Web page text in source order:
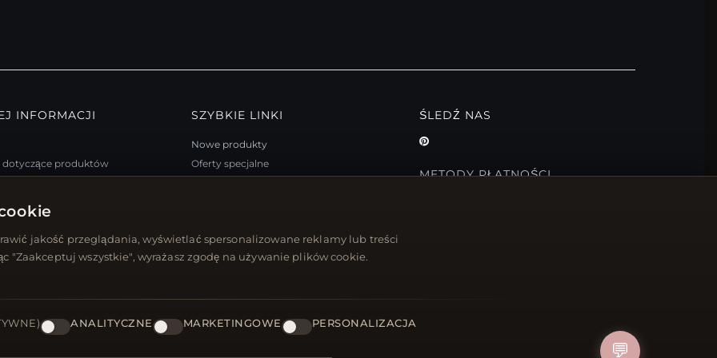
jakość przeglądania, wyświetlać spersonalizowane reklamy lub treści
"Zaakceptuj wszystkie", wyrażasz zgodę na używanie plików cookie.
ANALITYCZNE MARKETINGOWE PERSONALIZACJA
INFORMACJI
dotyczące produktów
rabatowe
z newslettera
SZYBKIE LINKI
Nowe produkty
Oferty specjalne
ŚLEDŹ NAS
METODY PŁATNOŚCI
💬